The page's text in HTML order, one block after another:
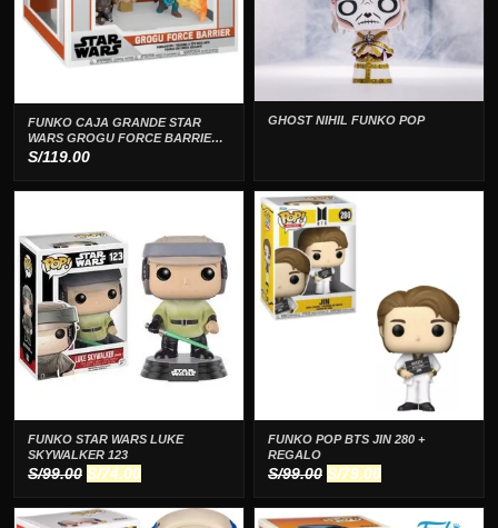
FUNKO CAJA GRANDE STAR
WARS GROGU FORCE BARRIER
719
S/119.00
GHOST NIHIL FUNKO POP
FUNKO STAR WARS LUKE
SKYWALKER 123
S/99.00 El
original
S/74.00El
actual
FUNKO POP BTS JIN 280 +
REGALO
S/99.00 El
original
S/79.00El
actual